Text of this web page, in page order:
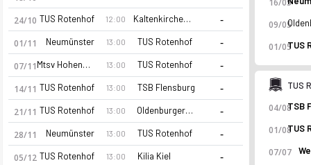
24/10 TUS Rotenhof 12:00 Kaltenkirchener Turnerschaft -
01/11 Neumünster 13:00 TUS Rotenhof -
07/11 Mtsv Hohenwestedt 13:00 TUS Rotenhof -
14/11 TUS Rotenhof 13:00 TSB Flensburg -
21/11 TUS Rotenhof 13:00 Oldenburger SV -
28/11 Neumünster 13:00 TUS Rotenhof -
05/12 TUS Rotenhof 13:00 Kilia Kiel -
09/05
01/05
TUS
04/08
01/08
07/07